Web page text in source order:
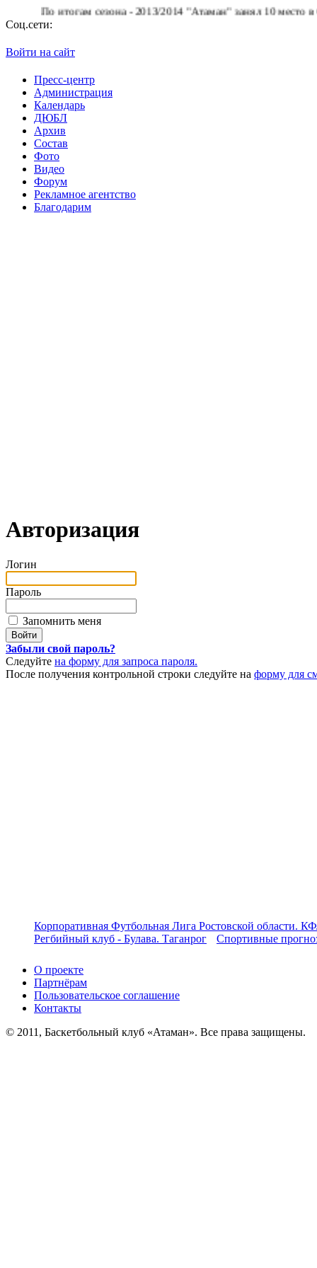
По итогам сезона - 2013/2014 "Атаман" занял 10 место в
Соц.сети:
Войти на сайт
Пресс-центр
Администрация
Календарь
ДЮБЛ
Архив
Состав
Фото
Видео
Форум
Рекламное агентство
Благодарим
Авторизация
Логин
Пароль
Запомнить меня
Забыли свой пароль?
Следуйте на форму для запроса пароля.
После получения контрольной строки следуйте на форму для
Корпоративная Футбольная Лига Ростовской области.
Регбийный клуб - Булава. Таганрог
Спортивные
О проекте
Партнёрам
Пользовательское соглашение
Контакты
© 2011, Баскетбольный клуб «Атаман». Все права защищены.